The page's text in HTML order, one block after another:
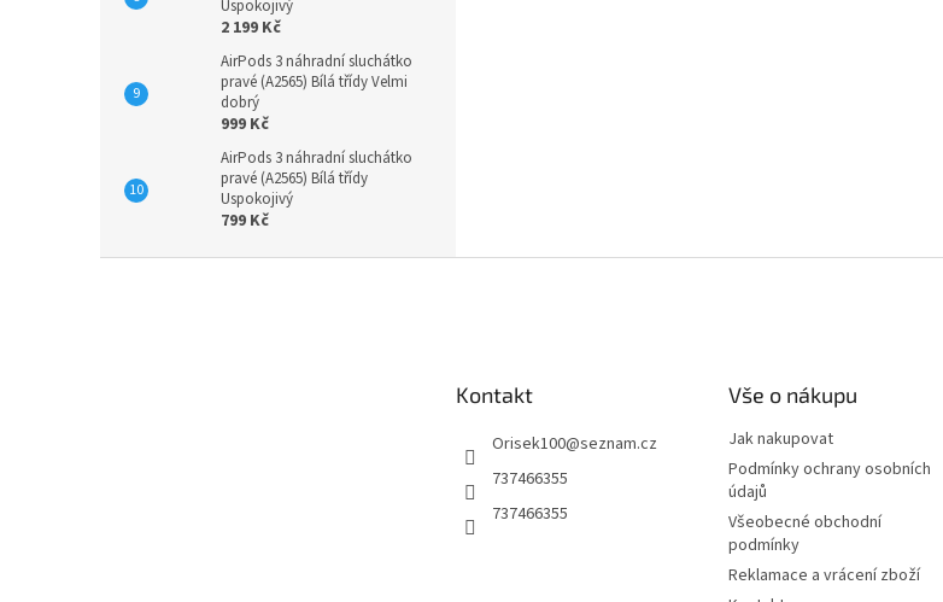
Uspokojivý
2 199 Kč
AirPods 3 náhradní sluchátko
pravé (A2565) Bílá třídy Velmi
dobrý
999 Kč
AirPods 3 náhradní sluchátko
pravé (A2565) Bílá třídy
Uspokojivý
799 Kč
Kontakt
Orisek100@seznam.cz
737466355
737466355
Vše o nákupu
Jak nakupovat
Podmínky ochrany osobních
údajů
Všeobecné obchodní
podmínky
Reklamace a vrácení zboží